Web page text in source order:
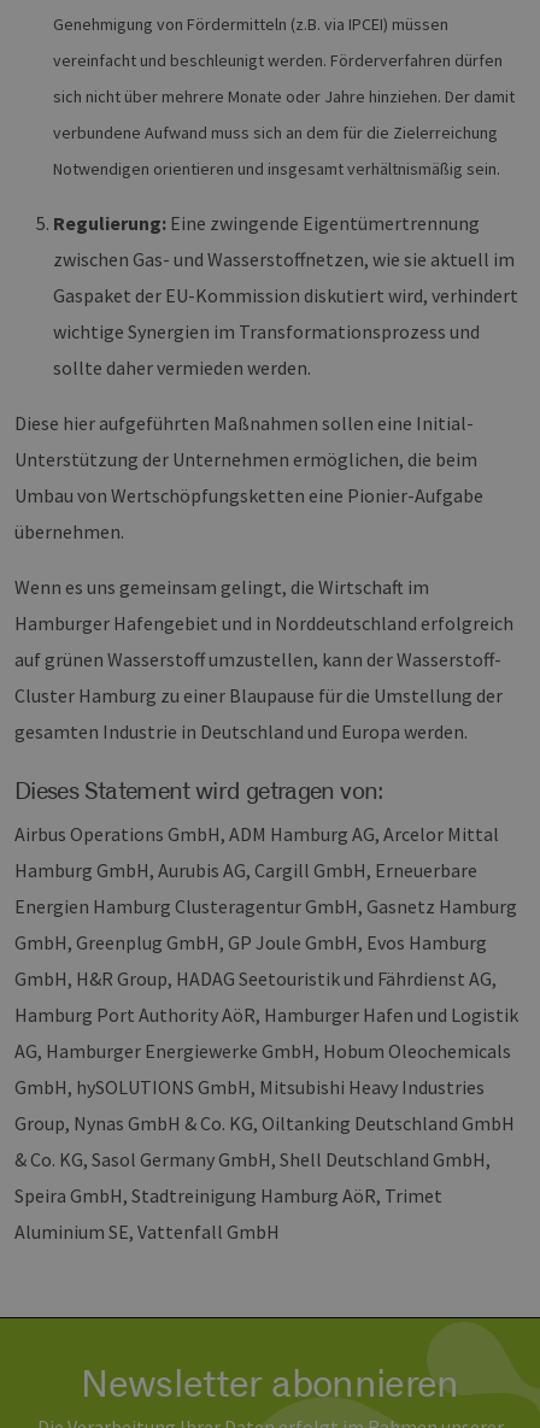
Genehmigung von Fördermitteln (z.B. via IPCEI) müssen
vereinfacht und beschleunigt werden. Förderverfahren dürfen
sich nicht über mehrere Monate oder Jahre hinziehen. Der damit
verbundene Aufwand muss sich an dem für die Zielerreichung
Notwendigen orientieren und insgesamt verhältnismäßig sein.
Regulierung: Eine zwingende Eigentümertrennung
zwischen Gas- und Wasserstoffnetzen, wie sie aktuell im
Gaspaket der EU-Kommission diskutiert wird, verhindert
wichtige Synergien im Transformationsprozess und
sollte daher vermieden werden.
Diese hier aufgeführten Maßnahmen sollen eine Initial-
Unterstützung der Unternehmen ermöglichen, die beim
Umbau von Wertschöpfungsketten eine Pionier-Aufgabe
übernehmen.
Wenn es uns gemeinsam gelingt, die Wirtschaft im
Hamburger Hafengebiet und in Norddeutschland erfolgreich
auf grünen Wasserstoff umzustellen, kann der Wasserstoff-
Cluster Hamburg zu einer Blaupause für die Umstellung der
gesamten Industrie in Deutschland und Europa werden.
Dieses Statement wird getragen von:
Airbus Operations GmbH, ADM Hamburg AG, Arcelor Mittal
Hamburg GmbH, Aurubis AG, Cargill GmbH, Erneuerbare
Energien Hamburg Clusteragentur GmbH, Gasnetz Hamburg
GmbH, Greenplug GmbH, GP Joule GmbH, Evos Hamburg
GmbH, H&R Group, HADAG Seetouristik und Fährdienst AG,
Hamburg Port Authority AöR, Hamburger Hafen und Logistik
AG, Hamburger Energiewerke GmbH, Hobum Oleochemicals
GmbH, hySOLUTIONS GmbH, Mitsubishi Heavy Industries
Group, Nynas GmbH & Co. KG, Oiltanking Deutschland GmbH
& Co. KG, Sasol Germany GmbH, Shell Deutschland GmbH,
Speira GmbH, Stadtreinigung Hamburg AöR, Trimet
Aluminium SE, Vattenfall GmbH
Newsletter abonnieren